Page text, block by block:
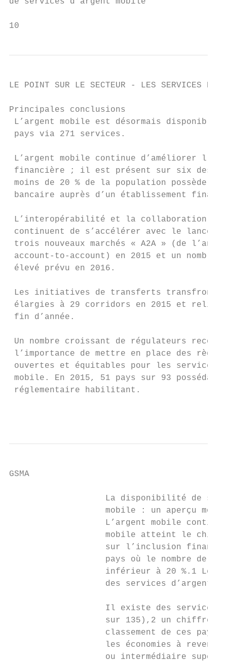
10
LE POINT SUR LE SECTEUR - LES SERVICES
Principales conclusions
L’argent mobile est désormais disponible
pays via 271 services.
L’argent mobile continue d’améliorer
financière ; il est présent sur six des
moins de 20 % de la population possède un
bancaire auprès d’un établissement
L’interopérabilité et la collaboration
continuent de s’accélérer avec le
trois nouveaux marchés « A2A » (de
account-to-account) en 2015 et un nombre
élevé prévu en 2016.
Les initiatives de transferts
élargies à 29 corridors en 2015 et reliant
fin d’année.
Un nombre croissant de régulateurs
l’importance de mettre en place des
ouvertes et équitables pour les services
mobile. En 2015, 51 pays sur 93
réglementaire habilitant.
GSMA
La disponibilité de
mobile : un aperçu
L’argent mobile
mobile atteint le
sur l’inclusion
pays où le nombre de
inférieur à 20 %.1 Les
des services d’argent
Il existe des services
sur 135),2 un chiffre
classement de ces pays
les économies à revenu
ou intermédiaire